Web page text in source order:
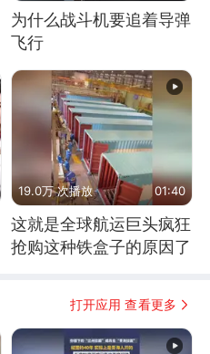
为什么战斗机要追着导弹
飞行
19.0万 次播放 01:40
这就是全球航运巨头疯狂
抢购这种铁盒子的原因了
打开应用 查看更多